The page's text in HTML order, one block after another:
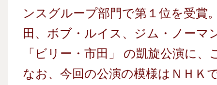
ンスグループ部門で第１位を受賞
田、ボブ・ルイス、ジム・ノーマ
「ビリー・市田」 の凱旋公演に、
なお、今回の公演の模様はＮＨＫ